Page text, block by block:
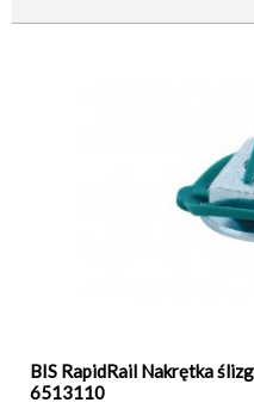
BIS RapidRail Nakrętka
6513110